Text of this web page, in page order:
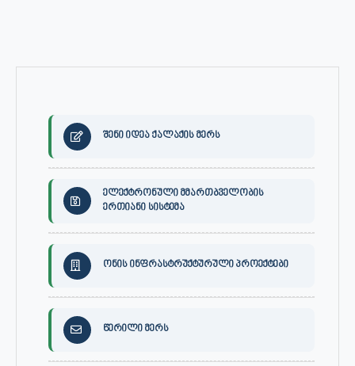
შენი იდეა ქალაქის მერს
ელექტრონული მმართბველობის
ერთიანი სისტემა
ონის ინფრასტრუქტურული პროექტები
წერილი მერს